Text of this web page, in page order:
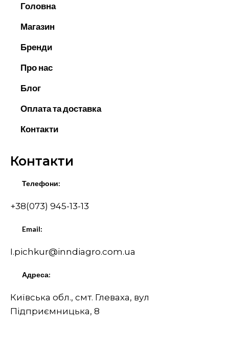
Головна
Магазин
Бренди
Про нас
Блог
Оплата та доставка
Контакти
Контакти
Телефони:
+38(073) 945-13-13
Email:
I.pichkur@inndiagro.com.ua
Адреса:
Київська обл., смт. Глеваха, вул
Підприємницька, 8